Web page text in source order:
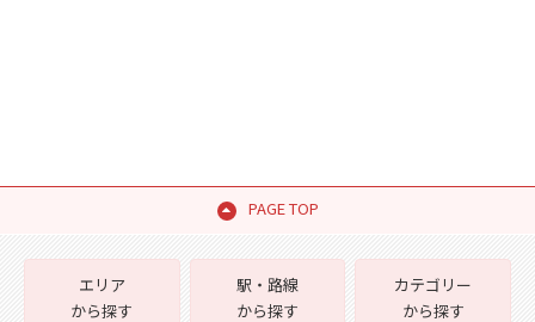
PAGE TOP
エリア
から探す
駅・路線
から探す
カテゴリー
から探す